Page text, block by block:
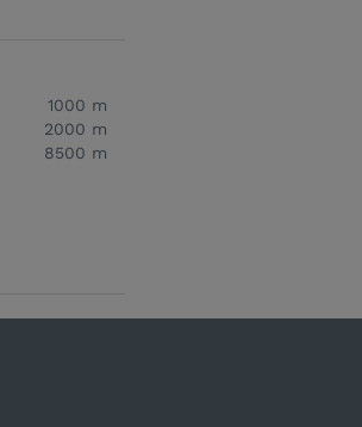
1000 m
2000 m
8500 m